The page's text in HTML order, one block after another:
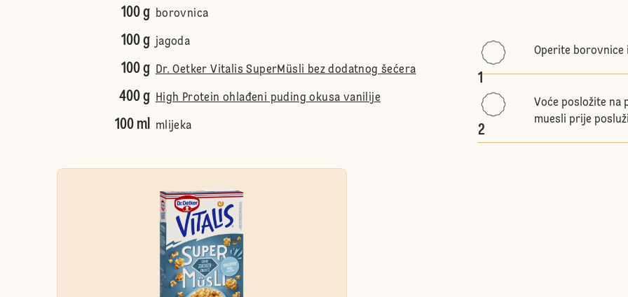
100 g borovnica
100 g jagoda
100 g Dr. Oetker Vitalis SuperMüsli bez dodatnog šećera
400 g High Protein ohlađeni puding okusa vanilije
100 ml mlijeka
1
Operite borovnice
2
Voće posložite na
muesli prije